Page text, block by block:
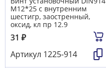
М12*25 с внутренним
шестигр, заостренный,
оксид, кл пр 12.9
31 ₽
Артикул 1225-914